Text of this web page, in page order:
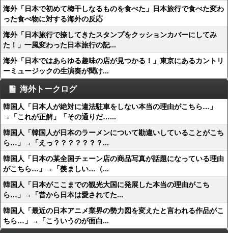
海外「日本で初めて梅干しなるものを食べた」日本旅行で食べた変わ
った食べ物に対する海外の反応
海外「日本旅行で捺してきたスタンプをクッションカバーにしてみ
た！」一風変わった日本旅行の記...
海外「日本ではあらゆる趣味の店が見つかる！」東京にあるカントリ
ーミュージックの生演奏が聞け...
海外トークログ
韓国人「日本人が絶対に違法駐車をしない本当の理由がこちら…」
→「これが正解」「その通りだ…...
韓国人「韓国人が日本のラーメンについて勘違いしていることがこち
ら…」→「えっ？？？？？？？...
韓国人「日本の某全国チェーン店の商品写真が話題になっている理由
がこちら…」→「羨ましい…（...
韓国人「日本がここまでの観光大国に発展した本当の理由がこち
ら…」→「昔から日本は愛されてた...
韓国人「最近の日本アニメ業界の勢力図を変えたと言われる作品がこ
ちら…」→「こういうのが面白...